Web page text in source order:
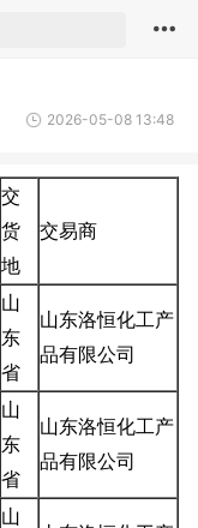
2026-05-08 13:48
交
货
地
交易商
山
东
省
山东洛恒化工产
品有限公司
山
东
省
山东洛恒化工产
品有限公司
山